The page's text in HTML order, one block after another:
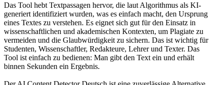
Das Tool hebt Textpassagen hervor, die laut Algorithmus als KI-
generiert identifiziert wurden, was es einfach macht, den Ursprung
eines Textes zu verstehen. Es eignet sich gut für den Einsatz in
wissenschaftlichen und akademischen Kontexten, um Plagiate zu
vermeiden und die Glaubwürdigkeit zu sichern. Das ist wichtig für
Studenten, Wissenschaftler, Redakteure, Lehrer und Texter. Das
Tool ist einfach zu bedienen: Man gibt den Text ein und erhält
binnen Sekunden ein Ergebnis.